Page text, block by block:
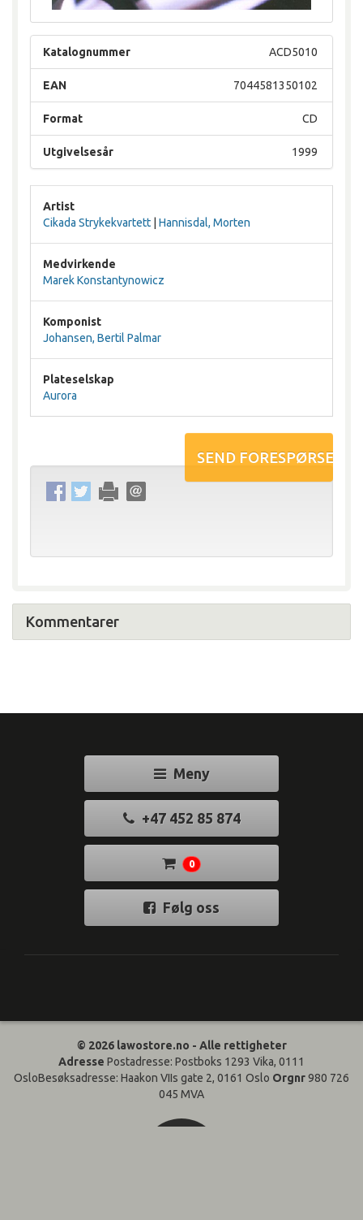
ACD5010
Katalognummer
7044581350102
EAN
CD
Format
1999
Utgivelsesår
Artist
Cikada Strykekvartett
Hannisdal, Morten
Medvirkende
Marek Konstantynowicz
Komponist
Johansen, Bertil Palmar
Plateselskap
Aurora
Kommentarer
Meny
+47 452 85 874
0
Følg oss
© 2026 lawostore.no - Alle rettigheter
Adresse Postadresse: Postboks 1293 Vika, 0111
OsloBesøksadresse: Haakon VIIs gate 2, 0161 Oslo Orgnr980 726
045 MVA